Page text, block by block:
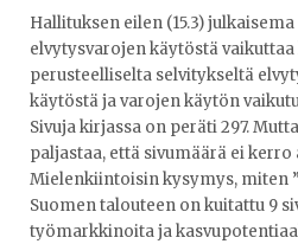
Hallituksen eilen (15.3)
elvytysvarojen käytöstä
perusteelliselta selvitykseltä
käytöstä ja varojen käytön
Sivuja kirjassa on peräti 297.
paljastaa, että sivumäärä ei kerro
Mielenkiintoisin kysymys, miten
Suomen talouteen on kuitattu 9
työmarkkinoita ja